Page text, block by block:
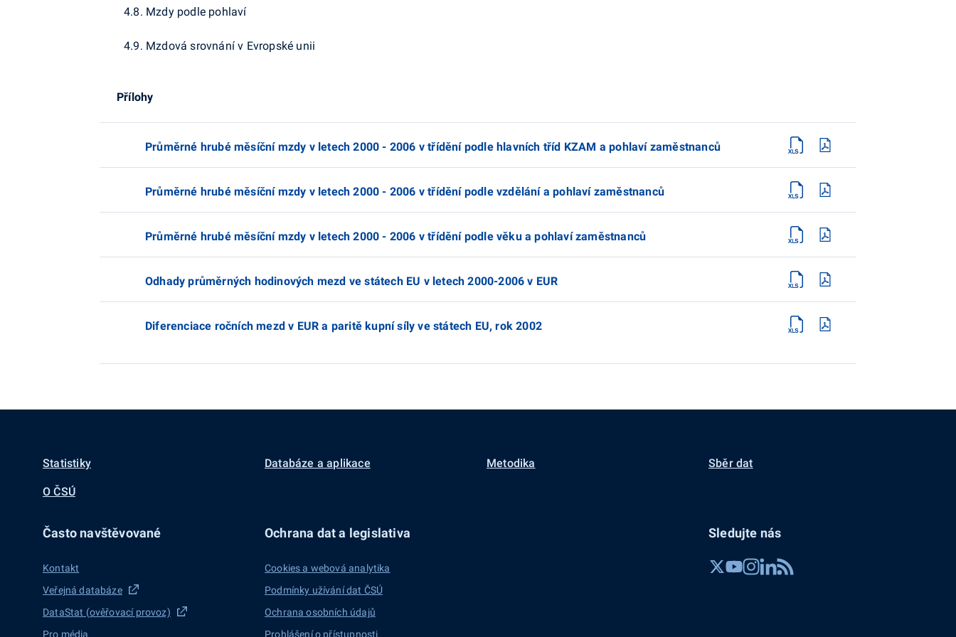
4.8. Mzdy podle pohlaví
4.9. Mzdová srovnání v Evropské unii
Přílohy
Průměrné hrubé měsíční mzdy v letech 2000 - 2006 v třídění podle hlavních tříd KZAM a pohlaví zaměstnanců
Průměrné hrubé měsíční mzdy v letech 2000 - 2006 v třídění podle vzdělání a pohlaví zaměstnanců
Průměrné hrubé měsíční mzdy v letech 2000 - 2006 v třídění podle věku a pohlaví zaměstnanců
Odhady průměrných hodinových mezd ve státech EU v letech 2000-2006 v EUR
Diferenciace ročních mezd v EUR a paritě kupní síly ve státech EU, rok 2002
Statistiky Databáze a aplikace Metodika Sběr dat
O ČSÚ
Často navštěvované
Kontakt
Veřejná databáze
DataStat (ověřovací provoz)
Pro média
Ochrana dat a legislativa
Cookies a webová analytika
Podmínky užívání dat ČSÚ
Ochrana osobních údajů
Prohlášení o přístupnosti
Sledujte nás